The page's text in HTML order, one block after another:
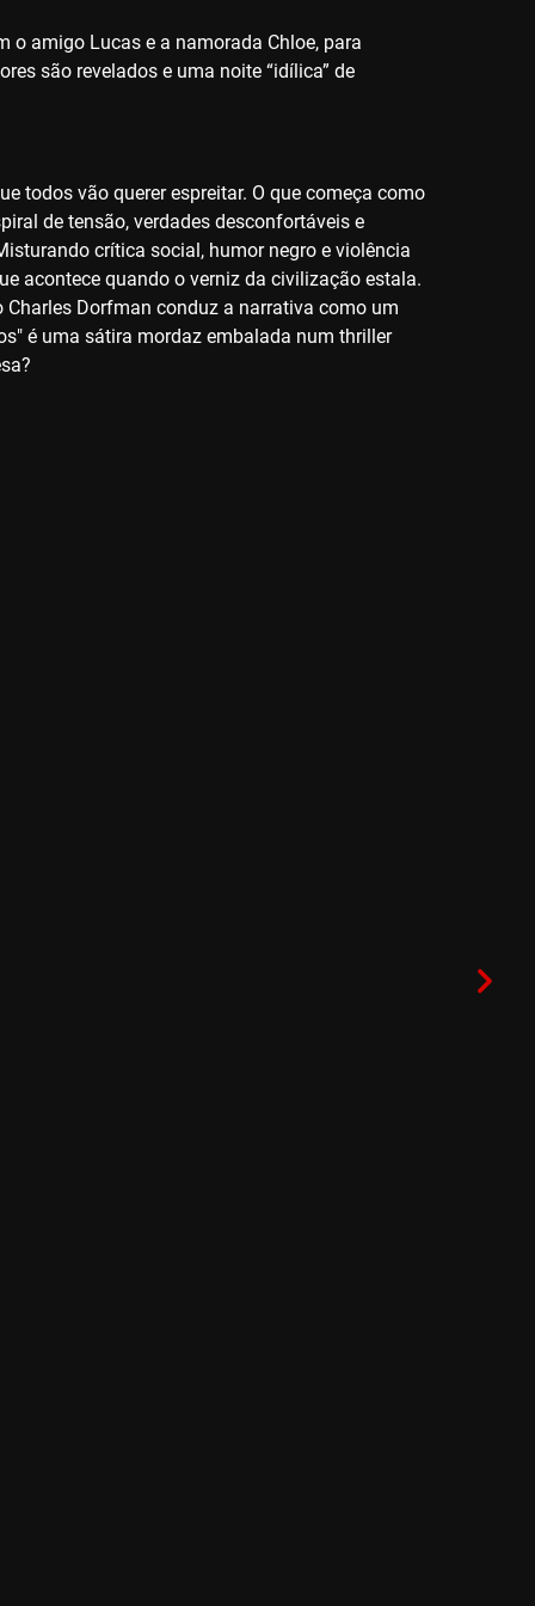
o amigo Lucas e a namorada Chloe, para
são revelados e uma noite “idílica” de
todos vão querer espreitar. O que começa como
de tensão, verdades desconfortáveis e
crítica social, humor negro e violência
acontece quando o verniz da civilização estala.
Dorfman conduz a narrativa como um
é uma sátira mordaz embalada num thriller